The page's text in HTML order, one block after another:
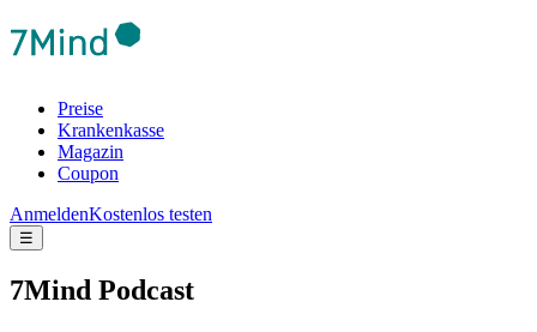
Preise
Krankenkasse
Magazin
Coupon
AnmeldenKostenlos testen
☰
7Mind Podcast